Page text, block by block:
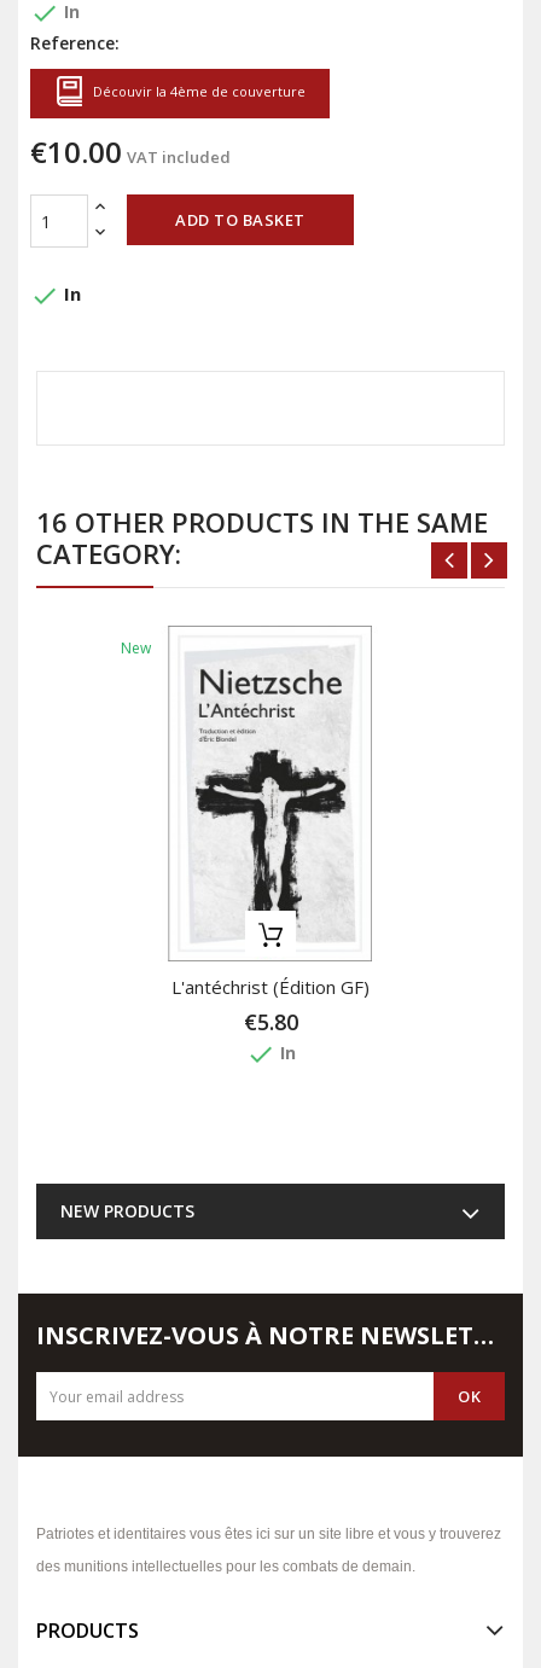
done In
Reference:
Découvir la 4ème de couverture
€10.00 VAT included
ADD TO BASKET
done In
16 OTHER PRODUCTS IN THE SAME
CATEGORY:
New
L'antéchrist (édition GF)
€5.80
done In
NEW PRODUCTS
INSCRIVEZ-VOUS À NOTRE NEWSLETTER
Patriotes et identitaires vous êtes ici sur un site libre et vous y trouverez
des munitions intellectuelles pour les combats de demain.
PRODUCTS